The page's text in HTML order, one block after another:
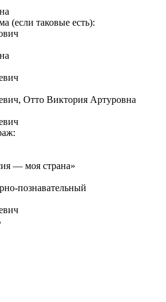
(если таковые есть):
Отто Виктория Артуровна
— моя страна»
познавательный